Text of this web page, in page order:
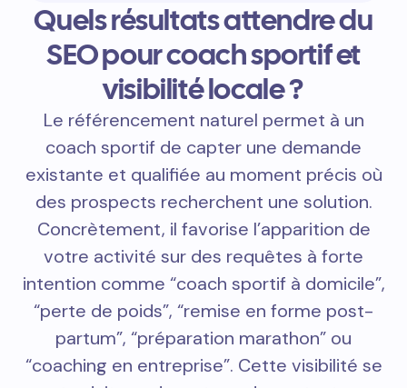
Quels résultats attendre du
SEO pour coach sportif et
visibilité locale ?
Le référencement naturel permet à un
coach sportif de capter une demande
existante et qualifiée au moment précis où
des prospects recherchent une solution.
Concrètement, il favorise l’apparition de
votre activité sur des requêtes à forte
intention comme “coach sportif à domicile”,
“perte de poids”, “remise en forme post-
partum”, “préparation marathon” ou
“coaching en entreprise”. Cette visibilité se